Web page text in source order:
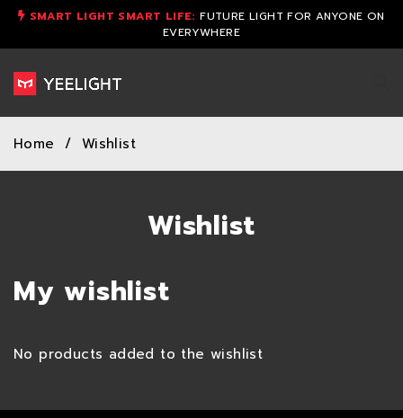
SMART LIGHT SMART LIFE: FUTURE LIGHT FOR ANYONE ON
EVERYWHERE
Wishlist
Home / Wishlist
My wishlist
No products added to the wishlist